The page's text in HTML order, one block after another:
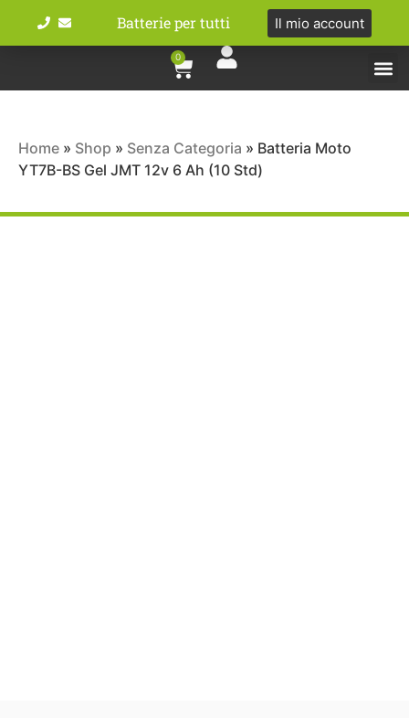
Batterie per tutti Il mio account
0
Home » Shop » Senza Categoria » Batteria Moto
YT7B-BS Gel JMT 12v 6 Ah (10 Std)